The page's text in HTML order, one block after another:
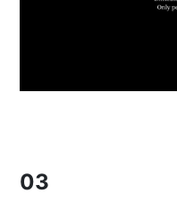
03